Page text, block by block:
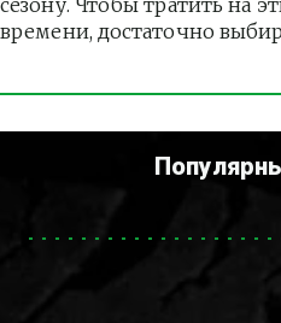
сезону. Чтобы тратить на
времени, достаточно